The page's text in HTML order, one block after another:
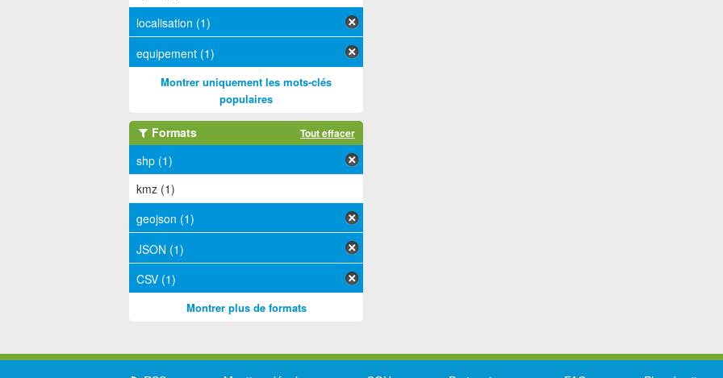
localisation (1)
equipement (1)
Montrer uniquement les mots-clés
populaires
Formats Tout effacer
shp (1)
kmz (1)
geojson (1)
JSON (1)
CSV (1)
Montrer plus de formats